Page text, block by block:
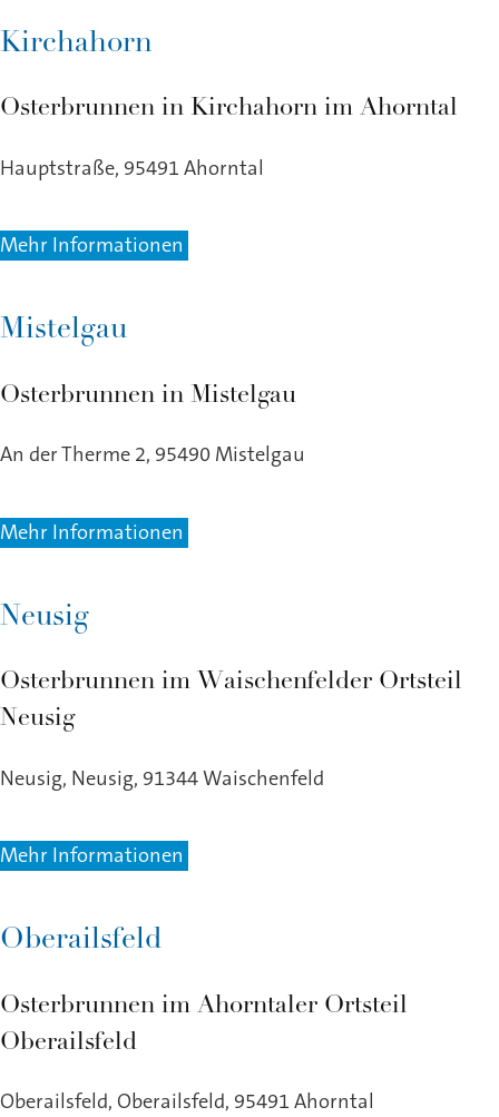
Kirchahorn
Osterbrunnen in Kirchahorn im Ahorntal
Hauptstraße, 95491 Ahorntal
Mehr Informationen
Mistelgau
Osterbrunnen in Mistelgau
An der Therme 2, 95490 Mistelgau
Mehr Informationen
Neusig
Osterbrunnen im Waischenfelder Ortsteil
Neusig
Neusig, Neusig, 91344 Waischenfeld
Mehr Informationen
Oberailsfeld
Osterbrunnen im Ahorntaler Ortsteil
Oberailsfeld
Oberailsfeld, Oberailsfeld, 95491 Ahorntal